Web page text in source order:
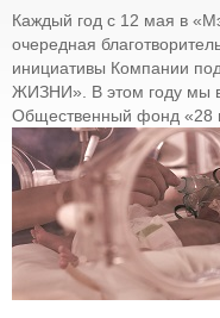
Каждый год с 12 мая в
очередная
инициативы Компании
ЖИЗНИ». В этом году мы
Общественный фонд «28